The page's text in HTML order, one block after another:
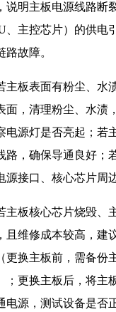
说明主板电源线路断
、主控芯片）的供电
故障。
主板表面有粉尘、水
面，清理粉尘、水渍
电源灯是否亮起；若
路，确保导通良好；
接口、核心芯片周
主板核心芯片烧毁、
且维修成本较高，建
更换主板前，需备份
；更换主板后，将主
源，测试设备是否